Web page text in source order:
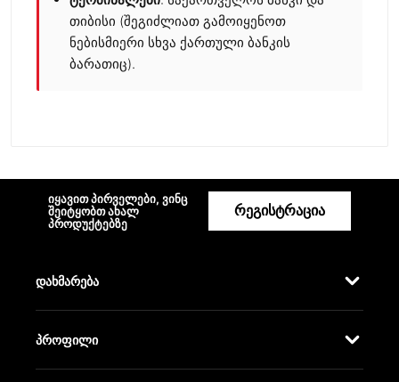
თიბისი (შეგიძლიათ გამოიყენოთ
ნებისმიერი სხვა ქართული ბანკის
ბარათიც).
იყავით პირველები, ვინც
შეიტყობთ ახალ
პროდუქტებზე
რეგისტრაცია
დახმარება
პროფილი